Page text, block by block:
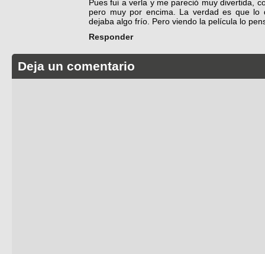
Pues fui a verla y me pareció muy divertida,
pero muy por encima. La verdad es que
dejaba algo frío. Pero viendo la película lo
Responder
Deja un comentario